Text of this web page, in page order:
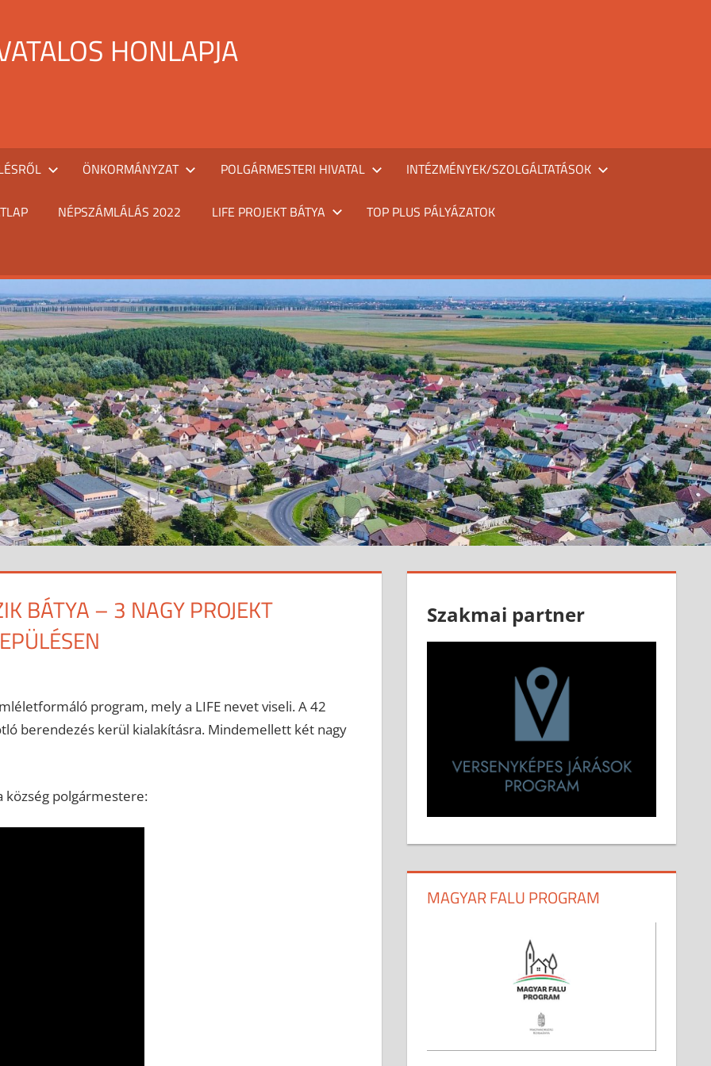
HONLAPJA
ÖNKORMÁNYZAT POLGÁRMESTERI HIVATAL INTÉZMÉNYEK/SZOLGÁLTATÁSOK
NÉPSZÁMLÁLÁS 2022 LIFE PROJEKT BÁTYA TOP PLUS PÁLYÁZATOK
BÁTYA – 3 NAGY PROJEKT
program, mely a LIFE nevet viseli. A 42
berendezés kerül kialakításra. Mindemellett két nagy
község polgármestere:
Szakmai partner
MAGYAR FALU PROGRAM